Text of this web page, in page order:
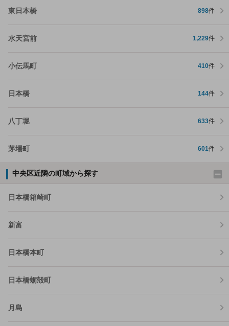
東日本橋 898件
水天宮前 1,229件
小伝馬町 410件
日本橋 144件
八丁堀 633件
茅場町 601件
中央区近隣の町域から探す
日本橋箱崎町
新富
日本橋本町
日本橋蛎殻町
月島